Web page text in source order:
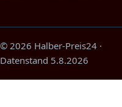
© 2026 Halber-Preis24 ·
Datenstand 5.8.2026